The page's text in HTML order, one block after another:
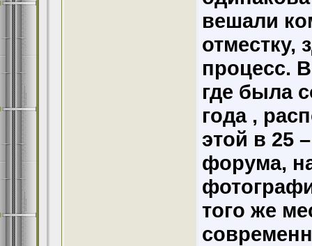
вешали
отместку,
процесс.
где была
года ,
этой в 25
форума,
того же